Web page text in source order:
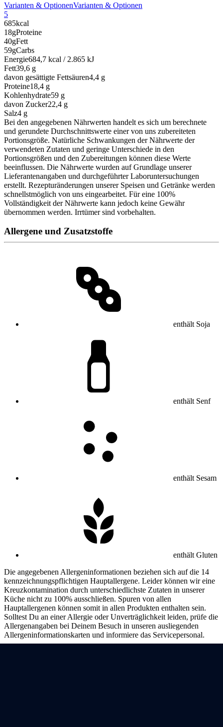
Varianten & OptionenVarianten & Optionen
5
685kcal
18gProteine
40gFett
59gCarbs
Energie684,7 kcal / 2.865 kJ
Fett39,6 g
davon gesättigte Fettsäuren4,4 g
Proteine18,4 g
Kohlenhydrate59 g
davon Zucker22,4 g
Salz4 g
Bei den angegebenen Nährwerten handelt es sich um berechnete
und gerundete Durchschnittswerte einer von uns zubereiteten
Portionsgröße. Natürliche Schwankungen der Nährwerte der
verwendeten Zutaten und geringe Unterschiede in den
Portionsgrößen und den Zubereitungen können diese Werte
beeinflussen. Die Nährwerte wurden auf Grundlage unserer
Lieferantenangaben und durchgeführter Laboruntersuchungen
erstellt. Rezepturänderungen unserer Speisen und Getränke werden
schnellstmöglich von uns eingearbeitet. Für eine 100%
Vollständigkeit der Nährwerte kann jedoch keine Gewähr
übernommen werden. Irrtümer sind vorbehalten.
Allergene und Zusatzstoffe
enthält Soja
enthält Senf
enthält Sesam
enthält Gluten
Die angegebenen Allergeninformationen beziehen sich auf die 14
kennzeichnungspflichtigen Hauptallergene. Leider können wir eine
Kreuzkontamination durch unterschiedlichste Zutaten in unserer
Küche nicht zu 100% ausschließen. Spuren von allen
Hauptallergenen können somit in allen Produkten enthalten sein.
Solltest Du an einer Allergie oder Unverträglichkeit leiden, prüfe die
Allergenangaben bei Deinem Besuch in unseren ausliegenden
Allergeninformationskarten und informiere das Servicepersonal.